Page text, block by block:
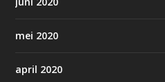
mei 2020
april 2020